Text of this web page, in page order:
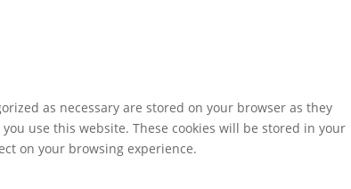
as necessary are stored on your browser as they
use this website. These cookies will be stored in your
on your browsing experience.